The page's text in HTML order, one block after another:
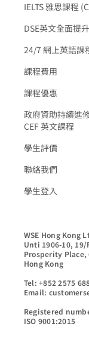
IELTS 雅思課程
DSE英文全面提
24/7 網上英語課
課程費用
課程優惠
政府資助持續進
CEF 英文課程
學生評價
聯絡我們
學生登入
WSE Hong Kong
Unti 1906-10, 19/
Prosperity Place,
Hong Kong
Tel: +852 2575
Email:
Registered
ISO 9001:2015